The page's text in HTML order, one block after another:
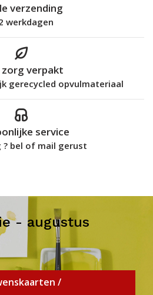
verzending
werkdagen
verpakt
gerecycled opvulmateriaal
service
? bel of mail gerust
- augustus
/